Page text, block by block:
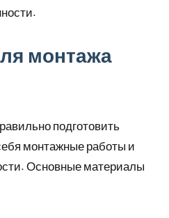
монтажа
подготовить
монтажные работы и
Основные материалы